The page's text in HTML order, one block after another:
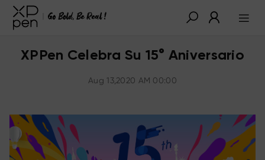
XPPen Celebra Su 15° Aniversario
Aug 13,2020 AM 00:00